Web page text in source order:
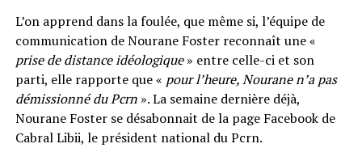
L’on apprend dans la foulée, que même si, l’équipe de
communication de Nourane Foster reconnaît une «
prise de distance idéologique» entre celle-ci et son
parti, elle rapporte que « pour l’heure, Nourane n’a pas
démissionné du Pcrn». La semaine dernière déjà,
Nourane Foster se désabonnait de la page Facebook de
Cabral Libii, le président national du Pcrn.